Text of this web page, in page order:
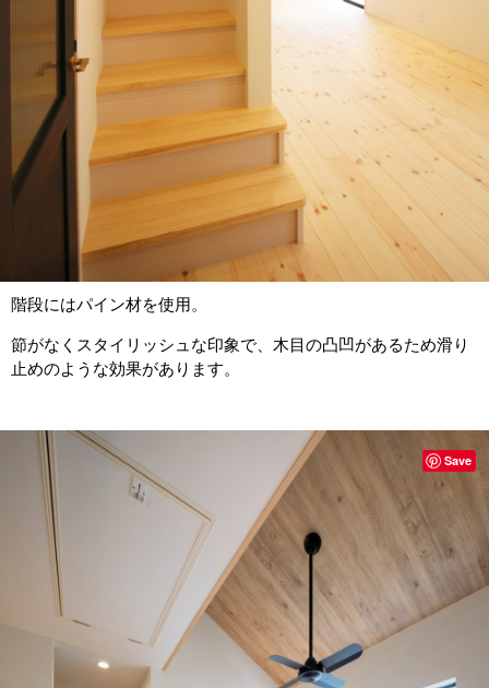
階段にはパイン材を使用。
節がなくスタイリッシュな印象で、木目の凸凹があるため滑り
止めのような効果があります。
Save